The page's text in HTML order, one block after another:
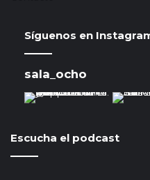
Síguenos en
sala_ocho
Escucha el podcast